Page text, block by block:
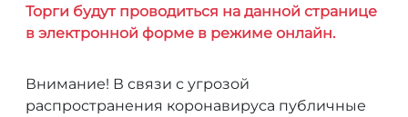
Торги будут проводиться на данной странице
в электронной форме в режиме онлайн.
Внимание! В связи с угрозой
распространения коронавируса публичные